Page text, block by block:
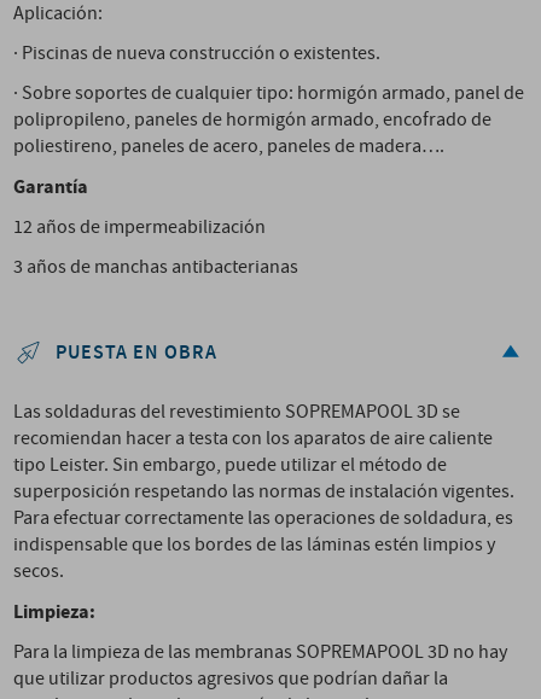
Aplicación:
· Piscinas de nueva construcción o existentes.
· Sobre soportes de cualquier tipo: hormigón armado, panel de
polipropileno, paneles de hormigón armado, encofrado de
poliestireno, paneles de acero, paneles de madera….
Garantía
12 años de impermeabilización
3 años de manchas antibacterianas
PUESTA EN OBRA
Las soldaduras del revestimiento SOPREMAPOOL 3D se
recomiendan hacer a testa con los aparatos de aire caliente
tipo Leister. Sin embargo, puede utilizar el método de
superposición respetando las normas de instalación vigentes.
Para efectuar correctamente las operaciones de soldadura, es
indispensable que los bordes de las láminas estén limpios y
secos.
Limpieza:
Para la limpieza de las membranas SOPREMAPOOL 3D no hay
que utilizar productos agresivos que podrían dañar la